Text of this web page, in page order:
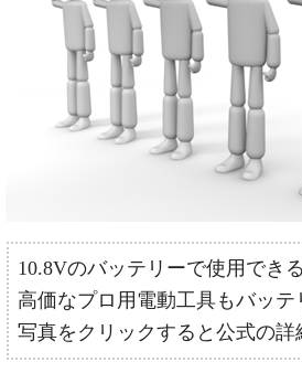
10.8Vのバッテリーで使用でき
高価なプロ用電動工具もバッ
写真をクリックすると公式の